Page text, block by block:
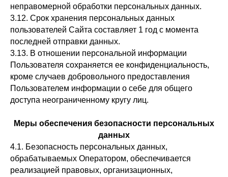
неправомерной обработки персональных данных.
3.12. Срок хранения персональных данных
пользователей Сайта составляет 1 год с момента
последней отправки данных.
3.13. В отношении персональной информации
Пользователя сохраняется ее конфиденциальность,
кроме случаев добровольного предоставления
Пользователем информации о себе для общего
доступа неограниченному кругу лиц.
Меры обеспечения безопасности персональных
данных
4.1. Безопасность персональных данных,
обрабатываемых Оператором, обеспечивается
реализацией правовых, организационных,